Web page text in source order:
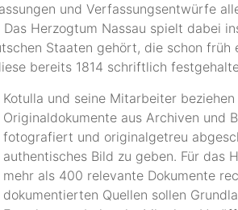
und Verfassungsentwürfe
Herzogtum Nassau spielt dabei
Staaten gehört, die schon früh
bereits 1814 schriftlich
Kotulla und seine Mitarbeiter
Originaldokumente aus Archiven und
fotografiert und originalgetreu
authentisches Bild zu geben. Für das
mehr als 400 relevante Dokumente
dokumentierten Quellen sollen